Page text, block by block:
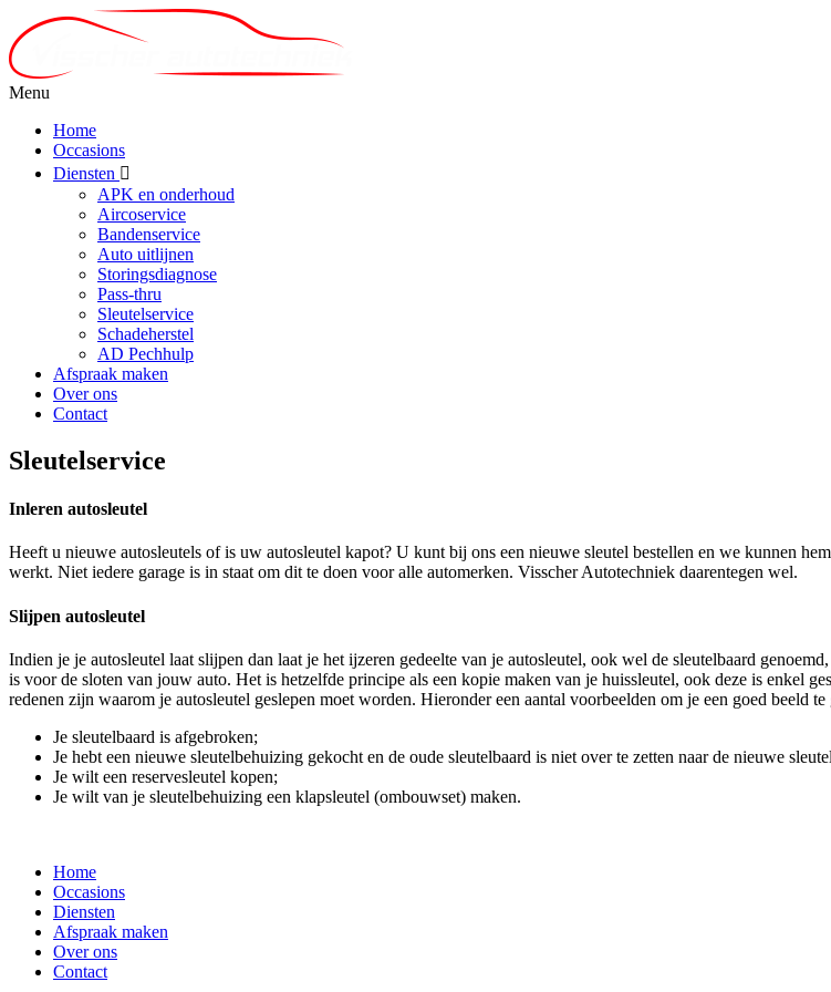
Menu
Home
Occasions
Diensten
APK en onderhoud
Aircoservice
Bandenservice
Auto uitlijnen
Storingsdiagnose
Pass-thru
Sleutelservice
Schadeherstel
AD Pechhulp
Afspraak maken
Over ons
Contact
Sleutelservice
Inleren autosleutel
Heeft u nieuwe autosleutels of is uw autosleutel kapot? U kunt bij ons een nieuwe sleutel bestellen en we kunnen
werkt. Niet iedere garage is in staat om dit te doen voor alle automerken. Visscher Autotechniek daarentegen wel.
Slijpen autosleutel
Indien je je autosleutel laat slijpen dan laat je het ijzeren gedeelte van je autosleutel, ook wel de sleutelbaard
is voor de sloten van jouw auto. Het is hetzelfde principe als een kopie maken van je huissleutel, ook deze is enkel
redenen zijn waarom je autosleutel geslepen moet worden. Hieronder een aantal voorbeelden om je een goed beeld
Je sleutelbaard is afgebroken;
Je hebt een nieuwe sleutelbehuizing gekocht en de oude sleutelbaard is niet over te zetten naar de nieuwe
Je wilt een reservesleutel kopen;
Je wilt van je sleutelbehuizing een klapsleutel (ombouwset) maken.
Home
Occasions
Diensten
Afspraak maken
Over ons
Contact